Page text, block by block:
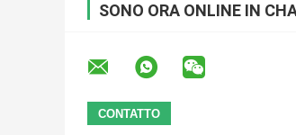
SONO ORA ONLINE IN